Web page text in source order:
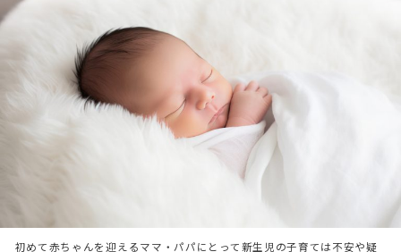
初めて赤ちゃんを迎えるママ・パパにとって新生児の子育ては不安や疑